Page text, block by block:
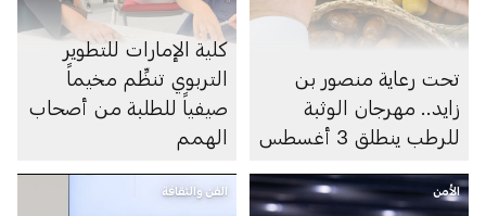
تحت رعاية منصور بن
زايد.. مهرجان الوثبة
للرطب ينطلق 3 أغسطس
كلية الإمارات للتطوير
التربوي تنظِّم مخيماً
صيفياً للطلبة من أصحاب
الهمم
الأمن الفن والثقافة